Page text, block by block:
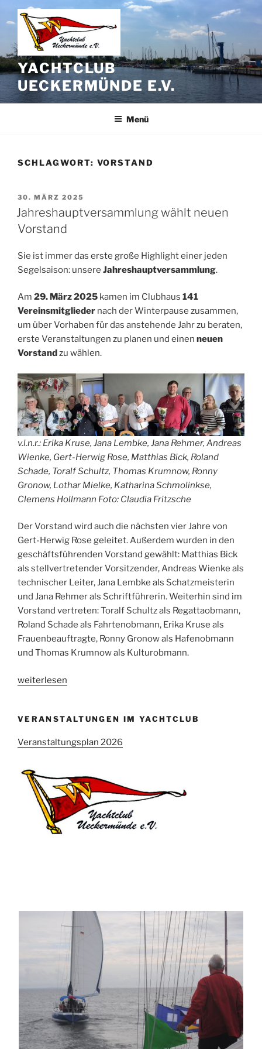
Zum
Inhalt
springen
YACHTCLUB
UECKERMÜNDE E.V.
Menü
SCHLAGWORT: VORSTAND
VERÖFFENTLICHT
AM
30. MÄRZ 2025
Jahreshauptversammlung wählt neuen
Vorstand
Sie ist immer das erste große Highlight einer jeden
Segelsaison: unsere Jahreshauptversammlung.
Am 29. März 2025 kamen im Clubhaus 141
Vereinsmitglieder nach der Winterpause zusammen,
um über Vorhaben für das anstehende Jahr zu beraten,
erste Veranstaltungen zu planen und einen neuen
Vorstandzu wählen.
v.l.n.r.: Erika Kruse, Jana Lembke, Jana Rehmer, Andreas
Wienke, Gert-Herwig Rose, Matthias Bick, Roland
Schade, Toralf Schultz, Thomas Krumnow, Ronny
Gronow, Lothar Mielke, Katharina Schmolinkse,
Clemens Hollmann Foto: Claudia Fritzsche
Der Vorstand wird auch die nächsten vier Jahre von
Gert-Herwig Rose geleitet. Außerdem wurden in den
geschäftsführenden Vorstand gewählt: Matthias Bick
als stellvertretender Vorsitzender, Andreas Wienke als
technischer Leiter, Jana Lembke als Schatzmeisterin
und Jana Rehmer als Schriftführerin. Weiterhin sind im
Vorstand vertreten: Toralf Schultz als Regattaobmann,
Roland Schade als Fahrtenobmann, Erika Kruse als
Frauenbeauftragte, Ronny Gronow als Hafenobmann
und Thomas Krumnow als Kulturobmann.
„Jahreshauptversammlung
Vorstand“
weiterlesen
VERANSTALTUNGEN IM YACHTCLUB
Veranstaltungsplan 2026